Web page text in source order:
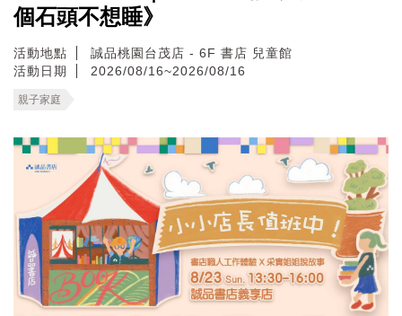
個石頭不想睡》
活動地點
誠品桃園台茂店 - 6F 書店 兒童館
活動日期
2026/08/16~2026/08/16
親子家庭